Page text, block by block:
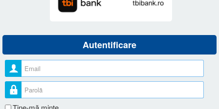
Autentificare
Nume utilizator
Parolă